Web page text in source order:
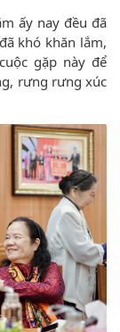
ấy nay đều đã
khó khăn lắm,
gặp này để
rưng rưng xúc